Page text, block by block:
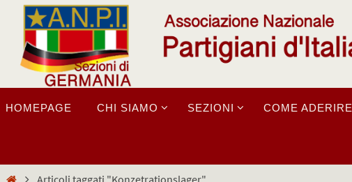
Salta
contenuto
alHOMEPAGE CHI SIAMO SEZIONI COME ADERIRE
HomeArticoli taggati "Konzetrationslager"